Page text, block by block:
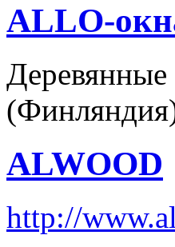
ALLO-
ALWOOD
http://